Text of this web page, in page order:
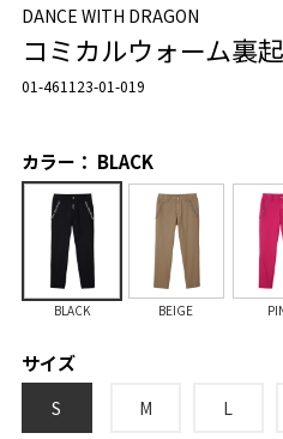
DANCE WITH DRAGON
コミカルウォーム裏
01-461123-01-019
カラー： BLACK
BLACK BEIGE
サイズ
S M L